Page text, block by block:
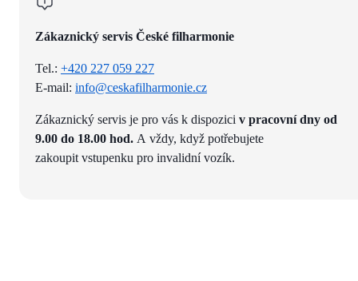
Zákaznický servis České filharmonie
Tel.: +420 227 059 227
E-mail: info@ceskafilharmonie.cz
Zákaznický servis je pro vás k dispozici v pracovní dny od
9.00 do 18.00 hod. A vždy, když potřebujete
zakoupit vstupenku pro invalidní vozík.